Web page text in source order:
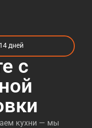
дней
с
кухни — мы